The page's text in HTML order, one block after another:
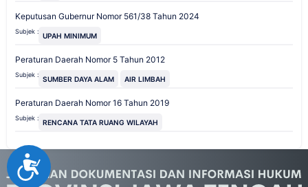
Accessibility
Keputusan Gubernur Nomor 561/38 Tahun 2024
Subjek : UPAH MINIMUM
Peraturan Daerah Nomor 5 Tahun 2012
Subjek : SUMBER DAYA ALAM AIR LIMBAH
Peraturan Daerah Nomor 16 Tahun 2019
Subjek : RENCANA TATA RUANG WILAYAH